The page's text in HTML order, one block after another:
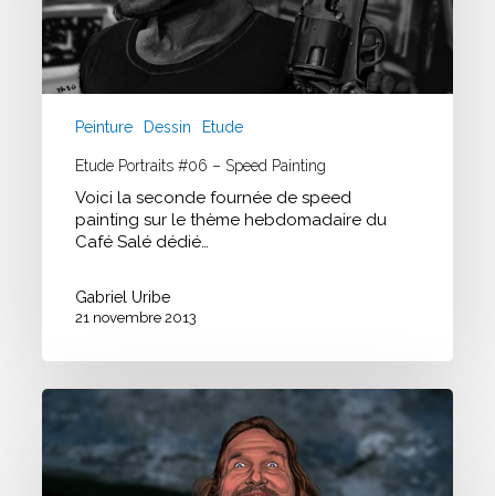
Peinture Dessin Etude
Etude Portraits #06 – Speed Painting
Voici la seconde fournée de speed
painting sur le thème hebdomadaire du
Café Salé dédié…
Gabriel Uribe
21 novembre 2013
Etude
Portraits
–